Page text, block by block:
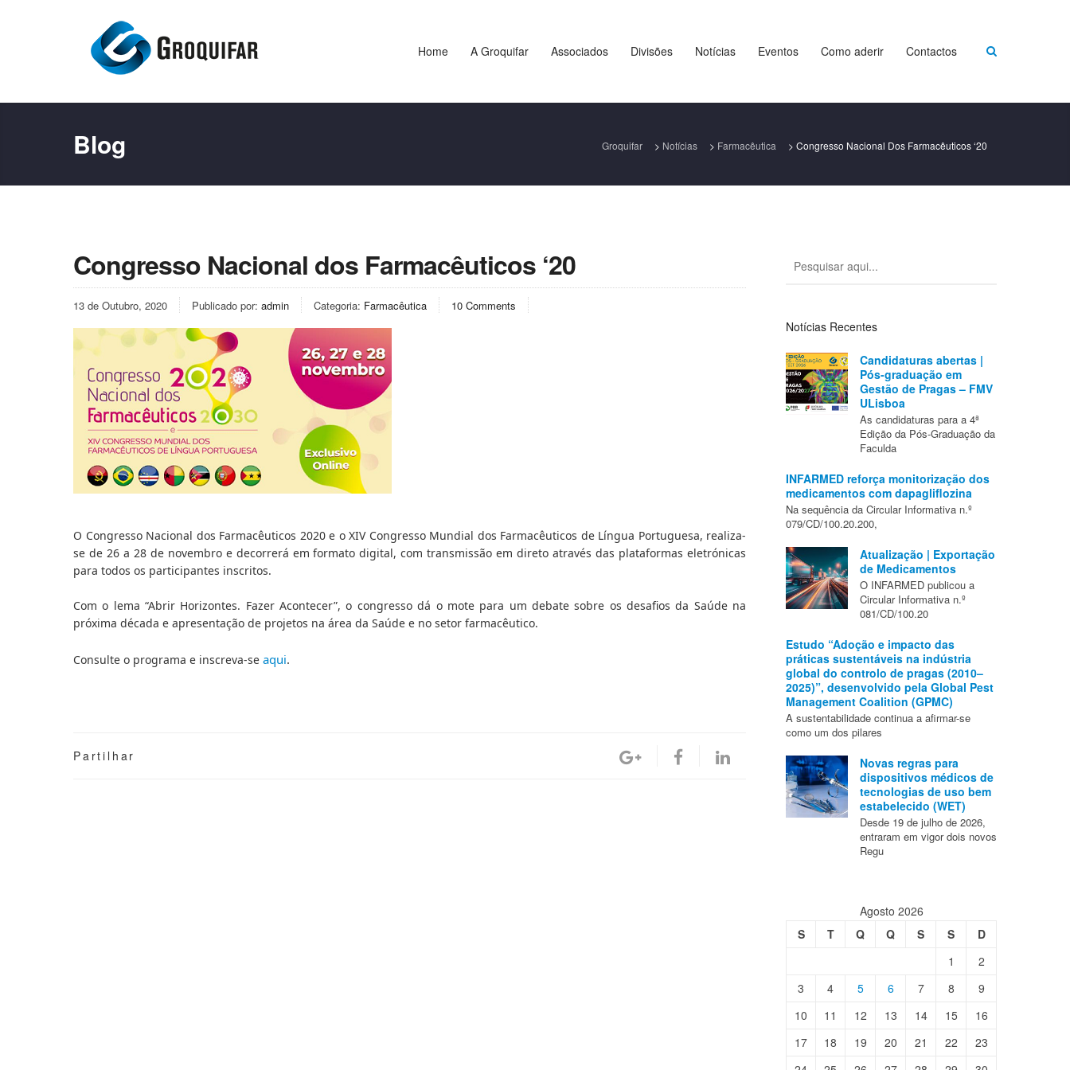
Home A Groquifar Associados Divisões Notícias Eventos Como aderir Contactos
Blog Groquifar > Notícias > Farmacêutica > Congresso Nacional Dos Farmacêuticos ‘20
Congresso Nacional dos Farmacêuticos ‘20
13 de Outubro, 2020 Publicado por: admin Categoria: Farmacêutica 10 Comments
O Congresso Nacional dos Farmacêuticos 2020 e o XIV Congresso Mundial dos Farmacêuticos de Língua Portuguesa, realiza-
se de 26 a 28 de novembro e decorrerá em formato digital, com transmissão em direto através das plataformas eletrónicas
para todos os participantes inscritos.
Com o lema “Abrir Horizontes. Fazer Acontecer”, o congresso dá o mote para um debate sobre os desafios da Saúde na
próxima década e apresentação de projetos na área da Saúde e no setor farmacêutico.
Consulte o programa e inscreva-se aqui.
Partilhar
Notícias Recentes
Candidaturas abertas |
Pós-graduação em
Gestão de Pragas – FMV
ULisboa
As candidaturas para a 4ª
Edição da Pós-Graduação da
Faculda
INFARMED reforça monitorização dos
medicamentos com dapagliflozina
Na sequência da Circular Informativa n.º
079/CD/100.20.200,
Atualização | Exportação
de Medicamentos
O INFARMED publicou a
Circular Informativa n.º
081/CD/100.20
Estudo “Adoção e impacto das
práticas sustentáveis na indústria
global do controlo de pragas (2010–
2025)”, desenvolvido pela Global Pest
Management Coalition (GPMC)
A sustentabilidade continua a afirmar-se
como um dos pilares
Novas regras para
dispositivos médicos de
tecnologias de uso bem
estabelecido (WET)
Desde 19 de julho de 2026,
entraram em vigor dois novos
Regu
Agosto 2026
S
T Q Q S S
D
1
2
3
4 5 6 7 8
9
10
11 12 13 14 15
16
17
18 19 20 21 22
23